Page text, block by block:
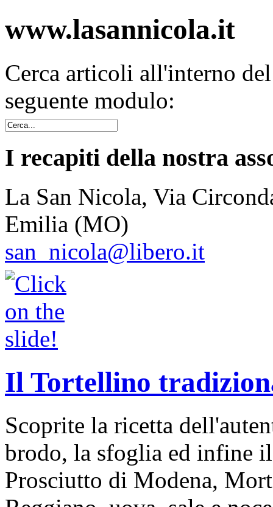
www.lasannicola.it
Cerca articoli all'interno
seguente modulo:
I recapiti della nostra
La San Nicola, Via
Emilia (MO)
san_nicola@libero.it
Il Tortellino
Scoprite la ricetta
brodo, la sfoglia ed infine
Prosciutto di Modena,